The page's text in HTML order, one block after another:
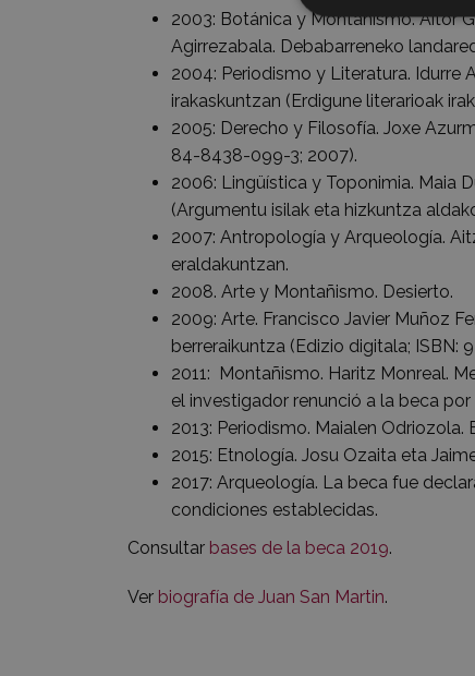
2003: Botánica y Montañismo. Aitor
Agirrezabala. Debabarreneko
2004: Periodismo y Literatura. Idurre
irakaskuntzan (Erdigune literarioak
2005: Derecho y Filosofía. Joxe
84-8438-099-3; 2007).
2006: Lingüística y Toponimia. Maia
(Argumentu isilak eta hizkuntza
2007: Antropología y Arqueología.
eraldakuntzan.
2008. Arte y Montañismo. Desierto.
2009: Arte. Francisco Javier Muñoz
berreraikuntza (Edizio digitala;
2011: Montañismo. Haritz Monreal.
el investigador renunció a la beca
2013: Periodismo. Maialen
2015: Etnología. Josu Ozaita eta
2017: Arqueología. La beca fue
condiciones establecidas.
Consultar bases de la beca 2019.
Ver biografía de Juan San Martin.